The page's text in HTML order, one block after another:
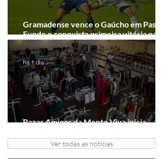
Gramadense vence o Gaúcho em Passo
Fundo e conquista primeira vitória na
Série A2
Bazar Amigos da Mente Viva inicia
há 1 dia
Ver todas as notícias